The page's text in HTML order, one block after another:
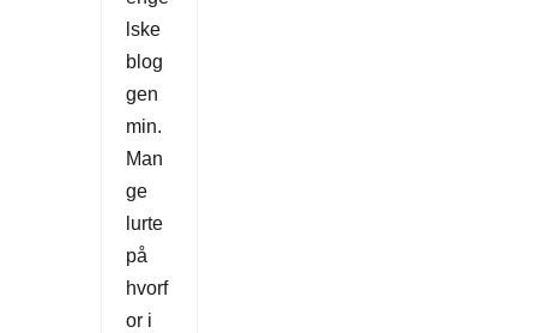
lske
blog
gen
min.
Man
ge
lurte
på
hvorf
or i